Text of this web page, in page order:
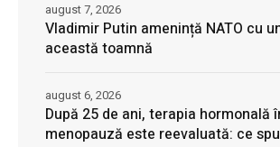
Vladimir Putin amenință NATO cu
această toamnă
august 7, 2026
După 25 de ani, terapia hormonală
menopauză este reevaluată: ce
august 6, 2026